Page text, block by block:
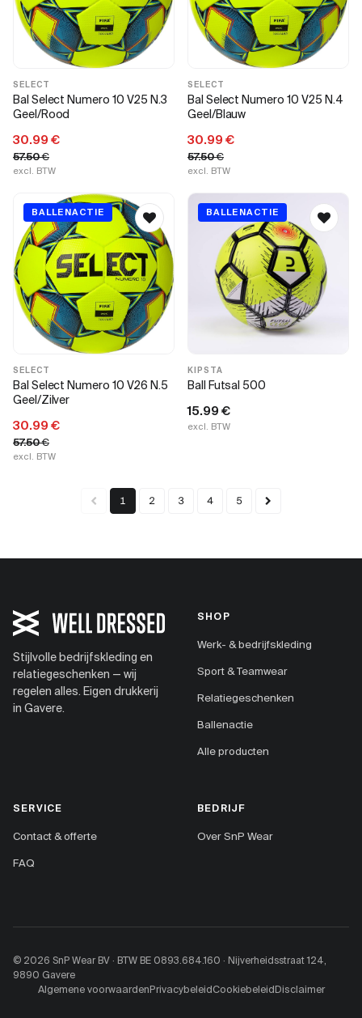
SELECT
Bal Select Numero 10 V25 N.3
Geel/Rood
30.99 €
57.50€
excl. BTW
SELECT
Bal Select Numero 10 V25 N.4
Geel/Blauw
30.99 €
57.50€
excl. BTW
BALLENACTIE
SELECT
Bal Select Numero 10 V26 N.5
Geel/Zilver
30.99 €
57.50€
excl. BTW
BALLENACTIE
KIPSTA
Ball Futsal 500
15.99 €
excl. BTW
1 2 3 4 5
Stijlvolle bedrijfskleding en
relatiegeschenken — wij
regelen alles. Eigen drukkerij
in Gavere.
SHOP
Werk- & bedrijfskleding
Sport & Teamwear
Relatiegeschenken
Ballenactie
Alle producten
SERVICE
Contact & offerte
FAQ
BEDRIJF
Over SnP Wear
© 2026 SnP Wear BV · BTW BE 0893.684.160 · Nijverheidsstraat 124,
9890 Gavere
Algemene voorwaardenPrivacybeleidCookiebeleidDisclaimer